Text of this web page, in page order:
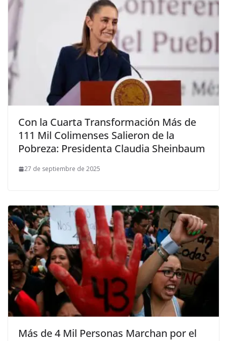
Con la Cuarta Transformación Más de
111 Mil Colimenses Salieron de la
Pobreza: Presidenta Claudia Sheinbaum
27 de septiembre de 2025
Más de 4 Mil Personas Marchan por el